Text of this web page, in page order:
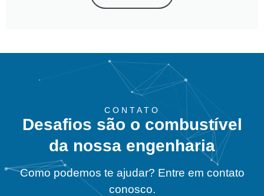
CONTATO
Desafios são o combustível
da nossa engenharia
Como podemos te ajudar? Entre em contato
conosco.